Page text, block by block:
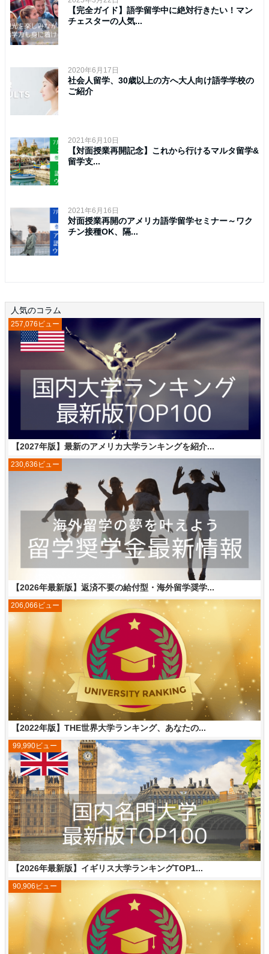
【完全ガイド】語学留学中に絶対行きたい！マン
チェスターの人気...
2020年6月17日
社会人留学、30歳以上の方へ大人向け語学学校の
ご紹介
2021年6月10日
【対面授業再開記念】これから行けるマルタ留学&
留学支...
2021年6月16日
対面授業再開のアメリカ語学留学セミナー～ワク
チン接種OK、隔...
人気のコラム
【2027年版】最新のアメリカ大学ランキングを紹介...
257,076ビュー
【2026年最新版】返済不要の給付型・海外留学奨学...
230,636ビュー
【2022年版】THE世界大学ランキング、あなたの...
206,066ビュー
【2026年最新版】イギリス大学ランキングTOP1...
99,990ビュー
90,906ビュー